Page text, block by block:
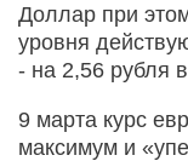
Доллар при
уровня
- на 2,56 рубля
9 марта курс
максимум и